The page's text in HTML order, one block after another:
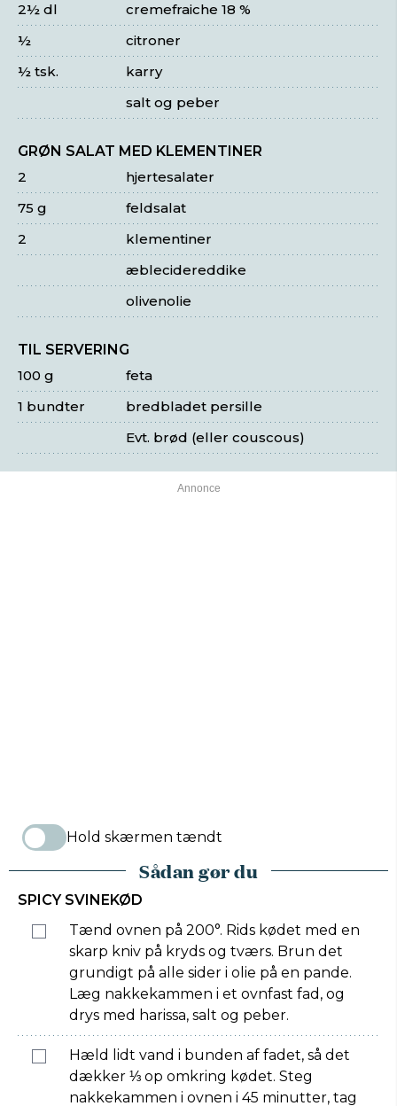
cremefraiche 18 %
2½ dl
citroner
½
karry
½ tsk.
salt og peber
GRØN SALAT MED KLEMENTINER
hjertesalater
2
feldsalat
75 g
klementiner
2
æblecidereddike
olivenolie
TIL SERVERING
feta
100 g
bredbladet persille
1 bundter
Evt. brød (eller couscous)
Hold skærmen tændt
Sådan gør du
SPICY SVINEKØD
Tænd ovnen på 200°. Rids kødet med en
skarp kniv på kryds og tværs. Brun det
grundigt på alle sider i olie på en pande.
Læg nakkekammen i et ovnfast fad, og
drys med harissa, salt og peber.
Hæld lidt vand i bunden af fadet, så det
dækker ⅓ op omkring kødet. Steg
nakkekammen i ovnen i 45 minutter, tag